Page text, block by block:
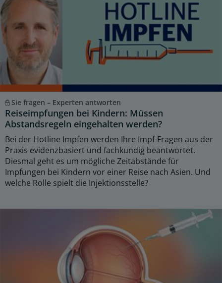
Sie fragen – Experten antworten
Reiseimpfungen bei Kindern: Müssen
Abstandsregeln eingehalten werden?
Bei der Hotline Impfen werden Ihre Impf-Fragen aus der
Praxis evidenzbasiert und fachkundig beantwortet.
Diesmal geht es um mögliche Zeitabstände für
Impfungen bei Kindern vor einer Reise nach Asien. Und
welche Rolle spielt die Injektionsstelle?